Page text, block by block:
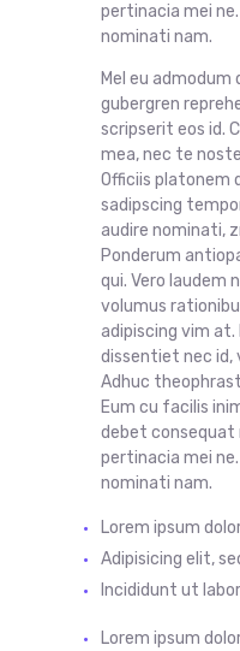
pertinacia mei
nominati nam.
Mel eu admodum
gubergren
scripserit eos id.
mea, nec te
Officiis platonem
sadipscing
audire nominati,
Ponderum
qui. Vero laudem
volumus
adipiscing vim
dissentiet nec id,
Adhuc
Eum cu facilis
debet consequat
pertinacia mei
nominati nam.
Lorem ipsum
Adipisicing elit,
Incididunt ut
Lorem ipsum